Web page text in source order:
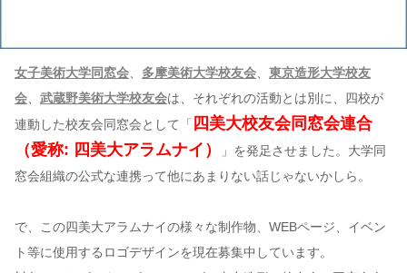
女子美術大学同窓会 多摩美術大学校友会
東京造形大学校友
会
武蔵野美術大学校友会は、それぞれの活動とは別に、四校が
連動した校友会同窓会として「 四美大校友会同窓会連合
（愛称: 四美大アラムナイ）
」を発足させました。大学同
窓会組織の公式な連携って他にあまりない話じゃないかしら。
で、この四美大アラムナイの様々な制作物、WEBページ、イベン
ト等に使用するロゴデザインを現在募集中しています。